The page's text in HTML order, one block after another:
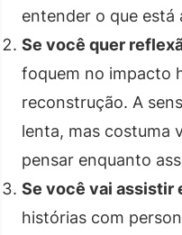
entender o que está
Se você quer
foquem no impacto
reconstrução. A
lenta, mas costuma
pensar enquanto
Se você vai assistir
histórias com